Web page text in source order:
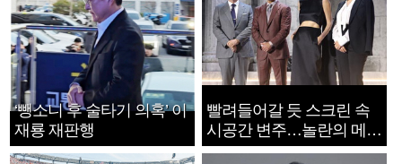
‘뺑소니 후 술타기 의혹’ 이
재룡 재판행
빨려들어갈 듯 스크린 속
시공간 변주…놀란의 메시
지는 ‘전쟁 속죄’